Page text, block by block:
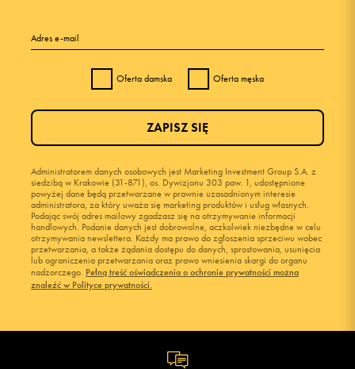
Adres e-mail
Oferta damska Oferta męska
Administratorem danych osobowych jest Marketing Investment Group S.A. z
siedzibą w Krakowie (31-871), os. Dywizjonu 303 paw. 1, udostępnione
powyżej dane będą przetwarzane w prawnie uzasadnionym interesie
administratora, za który uważa się marketing produktów i usług własnych.
Podając swój adres mailowy zgadzasz się na otrzymywanie informacji
handlowych. Podanie danych jest dobrowolne, aczkolwiek niezbędne w celu
otrzymywania newslettera. Każdy ma prawo do zgłoszenia sprzeciwu wobec
przetwarzania, a także żądania dostępu do danych, sprostowania, usunięcia
lub ograniczenia przetwarzania oraz prawo wniesienia skargi do organu
nadzorczego. Pełną treść oświadczenia o ochronie prywatności można
znaleźć w Polityce prywatności.
ZAPISZ SIĘ